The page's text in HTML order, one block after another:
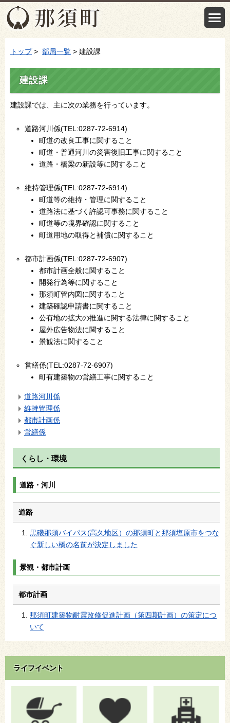
トップ> 部局一覧 > 建設課
建設課
建設課では、主に次の業務を行っています。
道路河川係(TEL:0287-72-6914)
町道の改良工事に関すること
町道・普通河川の災害復旧工事に関すること
道路・橋梁の新設等に関すること
維持管理係(TEL:0287-72-6914)
町道等の維持・管理に関すること
道路法に基づく許認可事務に関すること
町道等の境界確認に関すること
町道用地の取得と補償に関すること
都市計画係(TEL:0287-72-6907)
都市計画全般に関すること
開発行為等に関すること
那須町管内図に関すること
建築確認申請書に関すること
公有地の拡大の推進に関する法律に関すること
屋外広告物法に関すること
景観法に関すること
営繕係(TEL:0287-72-6907)
町有建築物の営繕工事に関すること
道路河川係
維持管理係
都市計画係
営繕係
くらし・環境
道路・河川
道路
黒磯那須バイパス(高久地区）の那須町と那須塩原市をつな
ぐ新しい橋の名前が決定しました
景観・都市計画
都市計画
那須町建築物耐震改修促進計画（第四期計画）の策定につ
いて
ライフイベント